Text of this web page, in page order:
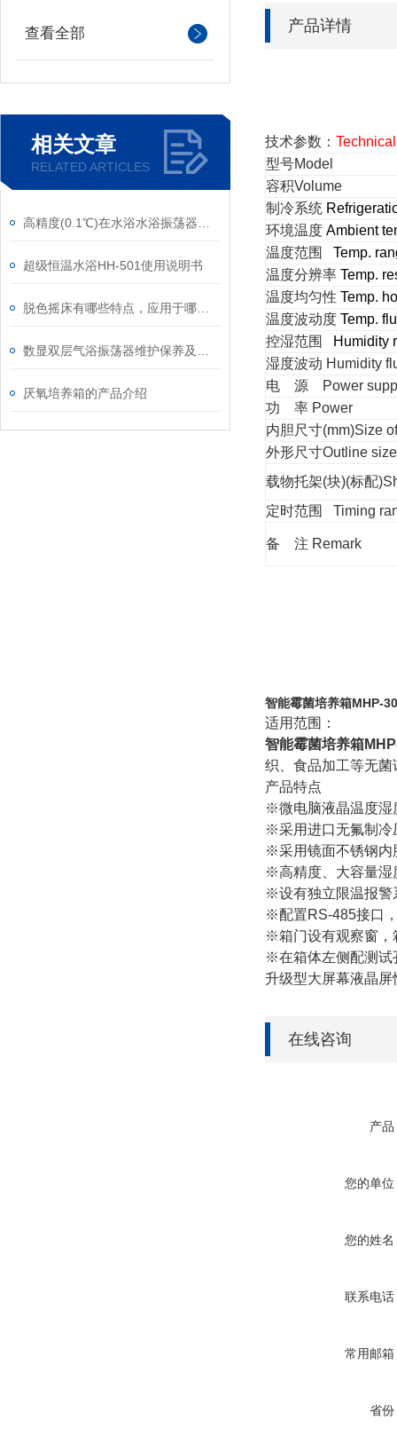
查看全部
相关文章
RELATED ARTICLES
超级恒温水浴HH-501使用说明书
厌氧培养箱的产品介绍
产品详情
技术参数：
型号Model
容积Volume
制冷系统
环境温度 Ambient
温度范围
Temp.
温度分辨率 Temp.
温度均匀性 Temp.
温度波动度 Temp.
控湿范围
Humidity
湿度波动 Humidity
电
源 Power
功
率 Power
内胆尺寸(mm)Size
外形尺寸Outline size
载物托架(块)(标配)
定时范围
Timing
备 注 Remark
智能霉菌培养箱MHP-
适用范围：
智能霉菌培养箱
织、食品加工等无
产品特点
※微电脑液晶温度
※采用进口无氟制
※采用镜面不锈钢
※高精度、大容量
※设有独立限温报
※配置RS-485接口
※箱门设有观察窗
※在箱体左侧配测
升级型大屏幕液晶
在线咨询
产品
您的单位
您的姓名
联系电话
常用邮箱
省份